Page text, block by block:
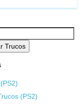
Trucos
PS2)
(PS2)